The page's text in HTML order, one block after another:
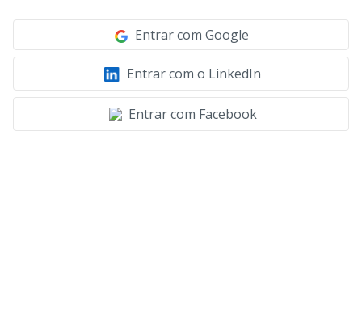
Entrar com Google
Entrar com o LinkedIn
Entrar com Facebook